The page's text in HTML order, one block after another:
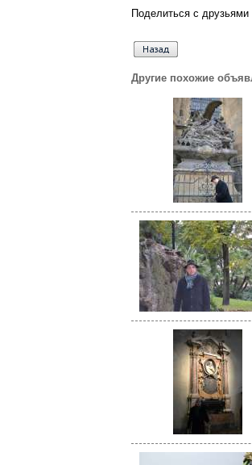
Поделиться с
Другие похожие